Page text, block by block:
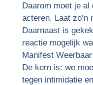
Daarom moet je
acteren. Laat zo’n
Daarnaast is
reactie mogelijk
Manifest
De kern is: we
tegen intimidatie